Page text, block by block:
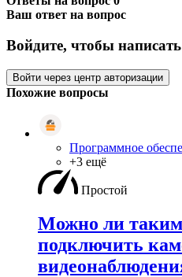
Ваш ответ на вопрос
Войдите, чтобы написать
Войти через центр авторизации
Похожие вопросы
Программное
+3 ещё
Простой
Можно ли таким
подключить